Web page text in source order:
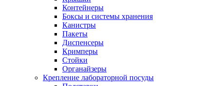
Контейнеры
Боксы и системы хранения
Канистры
Пакеты
Диспенсеры
Кримперы
Стойки
Органайзеры
Крепление лабораторной посуды